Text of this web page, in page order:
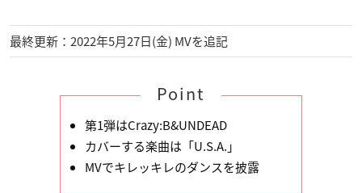
最終更新：2022年5月27日(金) MVを追記
Point
第1弾はCrazy:B&UNDEAD
カバーする楽曲は「U.S.A.」
MVでキレッキレのダンスを披露